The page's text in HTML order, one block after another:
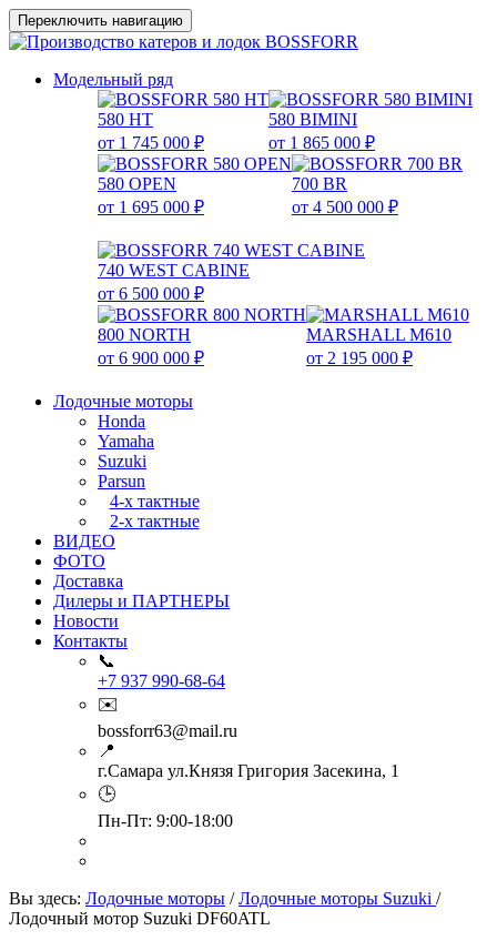
Переключить навигацию
Модельный ряд
580 HT
от 1 745 000 ₽
580 BIMINI
от 1 865 000 ₽
580 OPEN
от 1 695 000 ₽
700 BR
от 4 500 000 ₽
740 WEST CABINE
от 6 500 000 ₽
800 NORTH
от 6 900 000 ₽
MARSHALL M610
от 2 195 000 ₽
Лодочные моторы
Honda
Yamaha
Suzuki
Parsun
4-х тактные
2-х тактные
ВИДЕО
ФОТО
Доставка
Дилеры и ПАРТНЕРЫ
Новости
Контакты
📞
+7 937 990-68-64
✉️
bossforr63@mail.ru
📍
г.Самара ул.Князя Григория Засекина, 1
🕒
Пн-Пт: 9:00-18:00
Вы здесь: Лодочные моторы /Лодочные моторы Suzuki /
Лодочный мотор Suzuki DF60ATL